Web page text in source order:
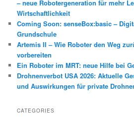
– neue Robotergeneration für mehr
Wirtschaftlichkeit
Coming Soon: senseBox:basic –
Grundschule
Artemis II – Wie Roboter den Weg
vorbereiten
Ein Roboter im MRT: neue Hilfe bei
Drohnenverbot USA 2026: Aktuelle
und Auswirkungen für private
CATEGORIES